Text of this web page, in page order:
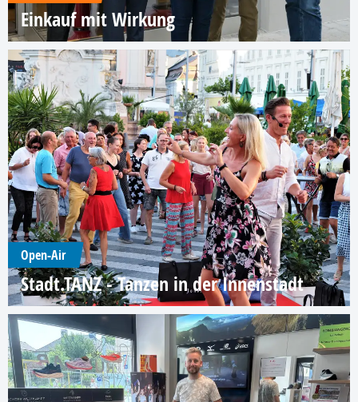
Einkauf mit Wirkung
Open-Air
Stadt.TANZ - Tanzen in der Innenstadt